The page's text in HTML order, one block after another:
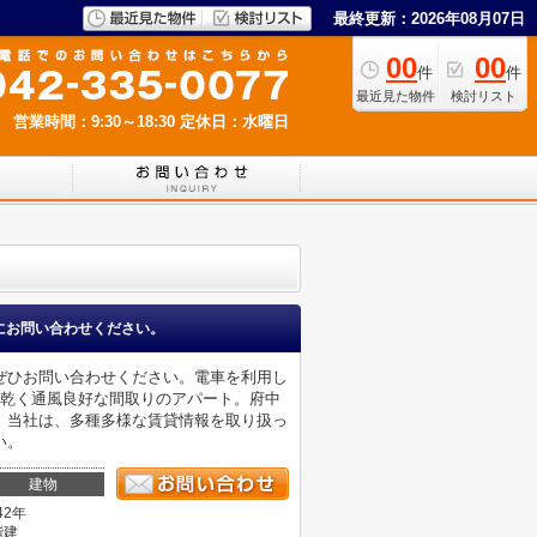
最終更新：2026年08月07日
00件
最近見た物件
00件
検討リスト
営業時間：9:30～18:30 定休日：水曜日
問い合わせください。
お問い合わせください。電車を利用し
く通風良好な間取りのアパート。府中
社は、多種多様な賃貸情報を取り扱っ
建物
年
建